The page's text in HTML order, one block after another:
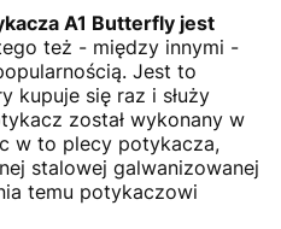
A1 Butterfly jest
też - między innymi -
Jest to
kupuje się raz i służy
został wykonany w
w to plecy potykacza,
stalowej galwanizowanej
temu potykaczowi